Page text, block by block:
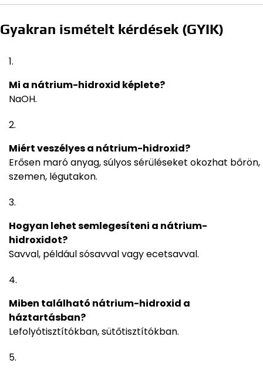
Gyakran ismételt kérdések (GYIK)
Mi a nátrium-hidroxid képlete?
NaOH.
Miért veszélyes a nátrium-hidroxid?
Erősen maró anyag, súlyos sérüléseket okozhat bőrön,
szemen, légutakon.
Hogyan lehet semlegesíteni a nátrium-
hidroxidot?
Savval, például sósavval vagy ecetsavval.
Miben található nátrium-hidroxid a
háztartásban?
Lefolyótisztítókban, sütőtisztítókban.